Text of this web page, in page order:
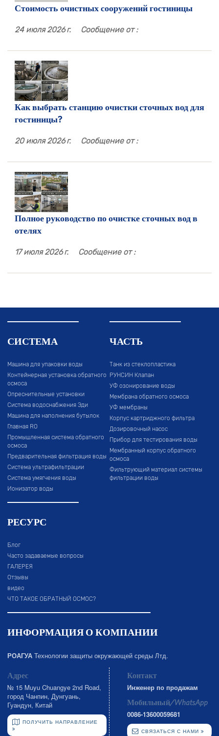
Стоимость очистных сооружений гостиницы
24 июля 2026 г. Сообщение от :
Как выбрать станцию ​​очистки сточных вод для
гостиницы?
20 июля 2026 г. Сообщение от :
Полное руководство по очистке сточных вод в
отелях
17 июля 2026 г. Сообщение от :
СИСТЕМА
Машина для упаковки воды
Контейнерная установка обратного
осмоса
Опреснительные установки
Система водоснабжения Эди
Машина для наполнения бутылок
Главная RO
Промышленная система обратного
осмоса
Предварительная фильтрация воды
Система ультрафильтрации
Система умягчения воды
Ионизатор воды
ЧАСТЬ
Танк из стеклопластика
РУНСИН Клапан
УФ озонирование воды
Мембрана обратного осмоса
УФ мембраны
Корпус картриджного фильтра
Дозировочный насос
Прибор для тестирования воды
Мембранный корпус обратного
осмоса
Фильтрующий материал системы
фильтрации воды
РЕСУРС
Блог
Часто задаваемые вопросы
ГАЛЕРЕЯ
Отзывы
видео
ЧТО ТАКОЕ ОБРАТНЫЙ ОСМОС?
ИНФОРМАЦИЯ О КОМПАНИИ
РОАГУА Технологии защиты окружающей среды Лтд.
Адрес
№ 15 Muyu Chuangye 2nd Road,
город Чанпин, Дунгуань,
Гуандун, Китай
ПОЛУЧИТЬ НАПРАВЛЕНИЕ
Контакт
Инженер по продажам
Мобильный/WhatsApp
0086-13600059681
СВЯЗАТЬСЯ С НАМИ